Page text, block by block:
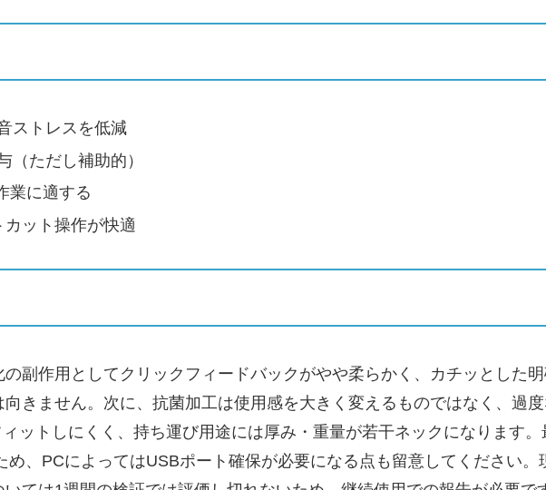
ストレスを低減
（ただし補助的）
業に適する
ット操作が快適
副作用としてクリックフィードバックがやや柔らかく、カチッとした
きません。次に、抗菌加工は使用感を大きく変えるものではなく、過
ットしにくく、持ち運び用途には厚み・重量が若干ネックになります
、PCによってはUSBポート確保が必要になる点も留意してください